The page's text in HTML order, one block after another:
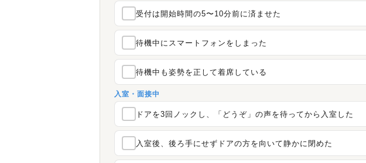
受付は開始時間の5〜10分前に済ませた
待機中にスマートフォンをしまった
待機中も姿勢を正して着席している
入室・面接中
ドアを3回ノックし、「どうぞ」の声を待ってから入室した
入室後、後ろ手にせずドアの方を向いて静かに閉めた